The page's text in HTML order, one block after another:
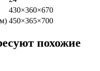
430×360×670
450×365×700
похожие